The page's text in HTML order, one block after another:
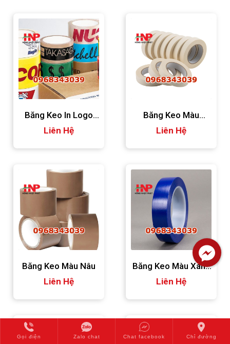
Băng Keo In Logo
Giá Rẻ
Liên Hệ
Băng Keo Màu
Trắng Sữa
Liên Hệ
Băng Keo Màu Nâu
Liên Hệ
Băng Keo Màu Xanh
Dương
Liên Hệ
Gọi điện Zalo chat Chat facebook Chỉ đường